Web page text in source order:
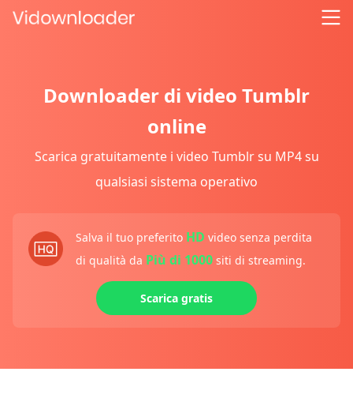
Downloader di video Tumblr
online
Scarica gratuitamente i video Tumblr su MP4 su
qualsiasi sistema operativo
Salva il tuo preferito HD video senza perdita
di qualità da Più di 1000 siti di streaming.
Scarica gratis